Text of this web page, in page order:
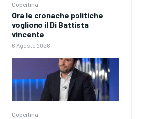
Copertina
Ora le cronache politiche
vogliono il Di Battista
vincente
6 Agosto 2026
Copertina